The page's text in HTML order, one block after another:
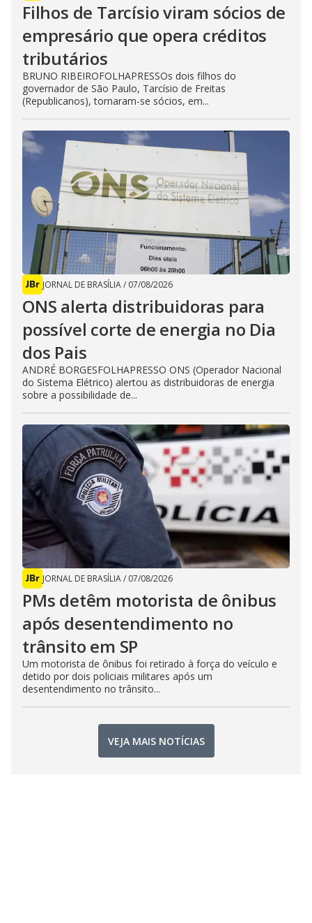
Filhos de Tarcísio viram sócios de
empresário que opera créditos
tributários
BRUNO RIBEIROFOLHAPRESSOs dois filhos do
governador de São Paulo, Tarcísio de Freitas
(Republicanos), tornaram-se sócios, em...
JORNAL DE BRASÍLIA/ 07/08/2026
ONS alerta distribuidoras para
possível corte de energia no Dia
dos Pais
ANDRÉ BORGESFOLHAPRESSO ONS (Operador Nacional
do Sistema Elétrico) alertou as distribuidoras de energia
sobre a possibilidade de...
JORNAL DE BRASÍLIA/ 07/08/2026
PMs detêm motorista de ônibus
após desentendimento no
trânsito em SP
Um motorista de ônibus foi retirado à força do veículo e
detido por dois policiais militares após um
desentendimento no trânsito...
VEJA MAIS NOTÍCIAS